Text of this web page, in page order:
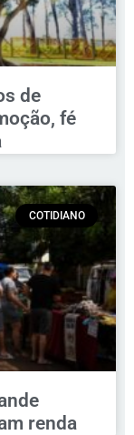
de
fé
COTIDIANO
renda